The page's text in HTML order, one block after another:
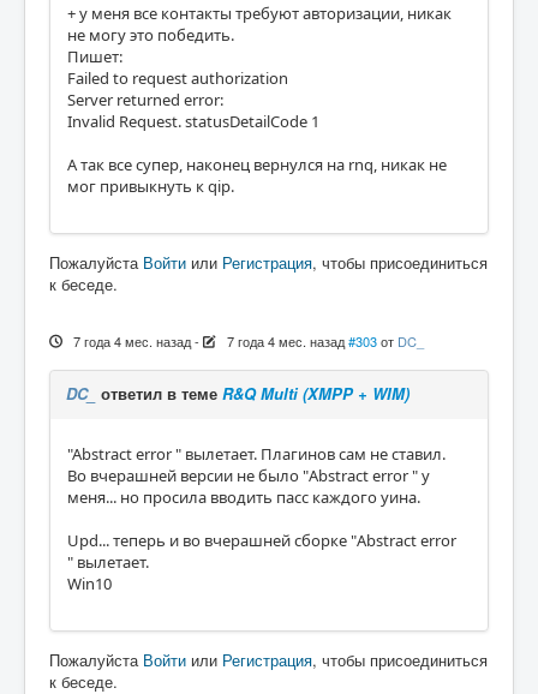
+ у меня все контакты требуют авторизации, никак
не могу это победить.
Пишет:
Failed to request authorization
Server returned error:
Invalid Request. statusDetailCode 1
А так все супер, наконец вернулся на rnq, никак не
мог привыкнуть к qip.
Пожалуйста Войти или Регистрация, чтобы присоединиться
к беседе.
7 года 4 мес. назад- 7 года 4 мес. назад #303 от DC_
DC_ ответил в теме R&Q Multi (XMPP + WIM)
"Abstract error " вылетает. Плагинов сам не ставил.
Во вчерашней версии не было "Abstract error " у
меня... но просила вводить пасс каждого уина.
Upd... теперь и во вчерашней сборке "Abstract error
" вылетает.
Win10
Пожалуйста Войти или Регистрация, чтобы присоединиться
к беседе.